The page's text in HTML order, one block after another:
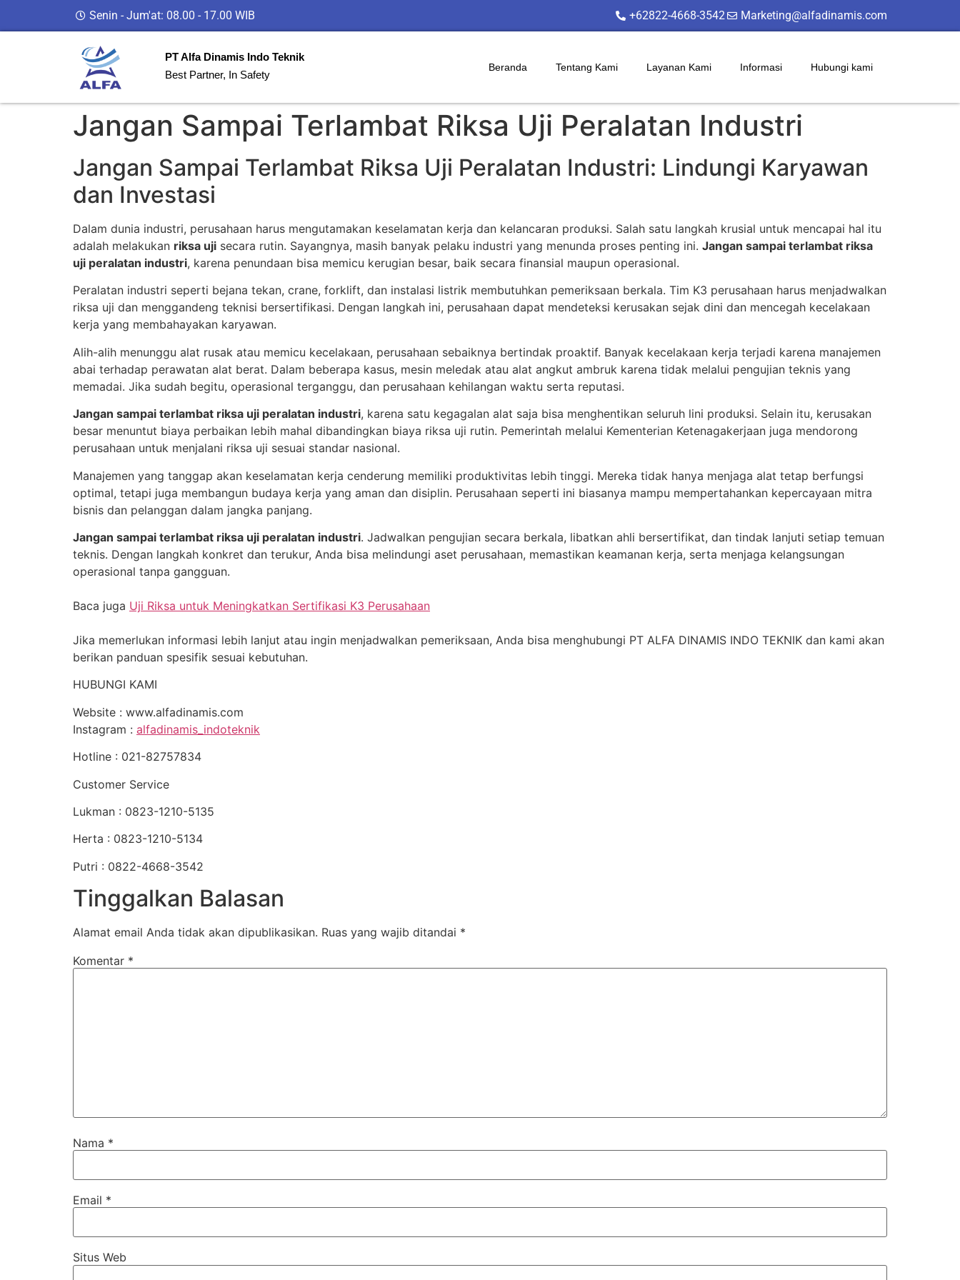
Senin - Jum'at: 08.00 - 17.00 WIB +62822-4668-3542 Marketing@alfadinamis.com
PT Alfa Dinamis Indo Teknik
Best Partner, In Safety
Beranda Tentang Kami Layanan Kami Informasi Hubungi kami
Jangan Sampai Terlambat Riksa Uji Peralatan Industri
Jangan Sampai Terlambat Riksa Uji Peralatan Industri: Lindungi Karyawan
dan Investasi
Dalam dunia industri, perusahaan harus mengutamakan keselamatan kerja dan kelancaran produksi. Salah satu langkah krusial untuk mencapai hal itu
adalah melakukan riksa uji secara rutin. Sayangnya, masih banyak pelaku industri yang menunda proses penting ini. Jangan sampai terlambat riksa
uji peralatan industri, karena penundaan bisa memicu kerugian besar, baik secara finansial maupun operasional.
Peralatan industri seperti bejana tekan, crane, forklift, dan instalasi listrik membutuhkan pemeriksaan berkala. Tim K3 perusahaan harus menjadwalkan
riksa uji dan menggandeng teknisi bersertifikasi. Dengan langkah ini, perusahaan dapat mendeteksi kerusakan sejak dini dan mencegah kecelakaan
kerja yang membahayakan karyawan.
Alih-alih menunggu alat rusak atau memicu kecelakaan, perusahaan sebaiknya bertindak proaktif. Banyak kecelakaan kerja terjadi karena manajemen
abai terhadap perawatan alat berat. Dalam beberapa kasus, mesin meledak atau alat angkut ambruk karena tidak melalui pengujian teknis yang
memadai. Jika sudah begitu, operasional terganggu, dan perusahaan kehilangan waktu serta reputasi.
Jangan sampai terlambat riksa uji peralatan industri, karena satu kegagalan alat saja bisa menghentikan seluruh lini produksi. Selain itu, kerusakan
besar menuntut biaya perbaikan lebih mahal dibandingkan biaya riksa uji rutin. Pemerintah melalui Kementerian Ketenagakerjaan juga mendorong
perusahaan untuk menjalani riksa uji sesuai standar nasional.
Manajemen yang tanggap akan keselamatan kerja cenderung memiliki produktivitas lebih tinggi. Mereka tidak hanya menjaga alat tetap berfungsi
optimal, tetapi juga membangun budaya kerja yang aman dan disiplin. Perusahaan seperti ini biasanya mampu mempertahankan kepercayaan mitra
bisnis dan pelanggan dalam jangka panjang.
Jangan sampai terlambat riksa uji peralatan industri. Jadwalkan pengujian secara berkala, libatkan ahli bersertifikat, dan tindak lanjuti setiap temuan
teknis. Dengan langkah konkret dan terukur, Anda bisa melindungi aset perusahaan, memastikan keamanan kerja, serta menjaga kelangsungan
operasional tanpa gangguan.
Baca juga Uji Riksa untuk Meningkatkan Sertifikasi K3 Perusahaan
Jika memerlukan informasi lebih lanjut atau ingin menjadwalkan pemeriksaan, Anda bisa menghubungi PT ALFA DINAMIS INDO TEKNIK dan kami akan
berikan panduan spesifik sesuai kebutuhan.
HUBUNGI KAMI
Website : www.alfadinamis.com
Instagram : alfadinamis_indoteknik
Hotline : 021-82757834
Customer Service
Lukman : 0823-1210-5135
Herta : 0823-1210-5134
Putri : 0822-4668-3542
Tinggalkan Balasan
Alamat email Anda tidak akan dipublikasikan. Ruas yang wajib ditandai *
Komentar *
Nama *
Email *
Situs Web